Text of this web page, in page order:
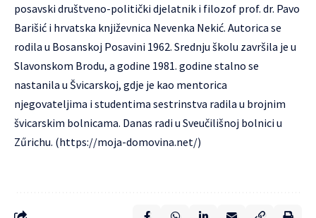
posavski društveno-politički djelatnik i filozof prof. dr. Pavo
Barišić i hrvatska književnica Nevenka Nekić. Autorica se
rodila u Bosanskoj Posavini 1962. Srednju školu završila je u
Slavonskom Brodu, a godine 1981. godine stalno se
nastanila u Švicarskoj, gdje je kao mentorica
njegovateljima i studentima sestrinstva radila u brojnim
švicarskim bolnicama. Danas radi u Sveučilišnoj bolnici u
Zűrichu. (https://moja-domovina.net/)